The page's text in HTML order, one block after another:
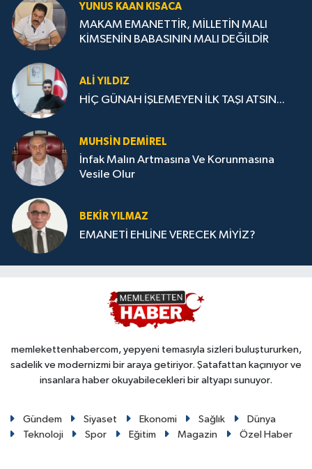
YUNUS KAAN KISACA
MAKAM EMANETTİR, MİLLETİN MALI
KİMSENİN BABASININ MALI DEĞİLDİR
ALI YILDIZ
HİÇ GÜNAH İŞLEMEYEN İLK TAŞI ATSIN...
MUHSIN DEMIREL
İnfak Malın Artmasına Ve Korunmasına
Vesile Olur
BEKIR YILMAZ
EMANETİ EHLİNE VERECEK MİYİZ?
memlekettenhabercom, yepyeni temasıyla sizleri buluştururken,
sadelik ve modernizmi bir araya getiriyor. Şatafattan kaçınıyor ve
insanlara haber okuyabilecekleri bir altyapı sunuyor.
Gündem Siyaset Ekonomi Sağlık
Dünya
Teknoloji
Spor Eğitim Magazin Özel Haber